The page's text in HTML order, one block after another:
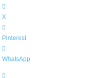
X
Pinterest
WhatsApp